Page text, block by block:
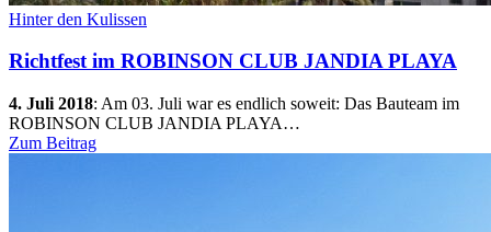
Hinter den Kulissen
Richtfest im ROBINSON CLUB JANDIA PLAYA
4. Juli 2018: Am 03. Juli war es endlich soweit: Das Bauteam im
ROBINSON CLUB JANDIA PLAYA…
Zum Beitrag